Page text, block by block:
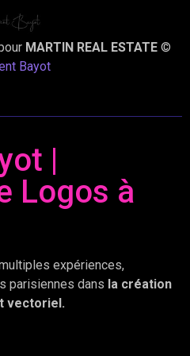
MARTIN REAL ESTATE©
Bayot
|
Logos à
expériences,
parisiennes dans la création
vectoriel.